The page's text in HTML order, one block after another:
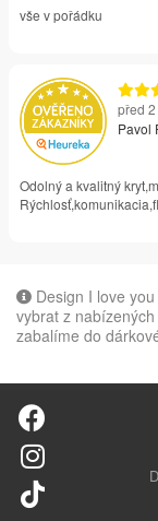
vše v pořádku
před
Pavol
Odolný a kvalitný
Design I love
vybrat z
zabalíme do